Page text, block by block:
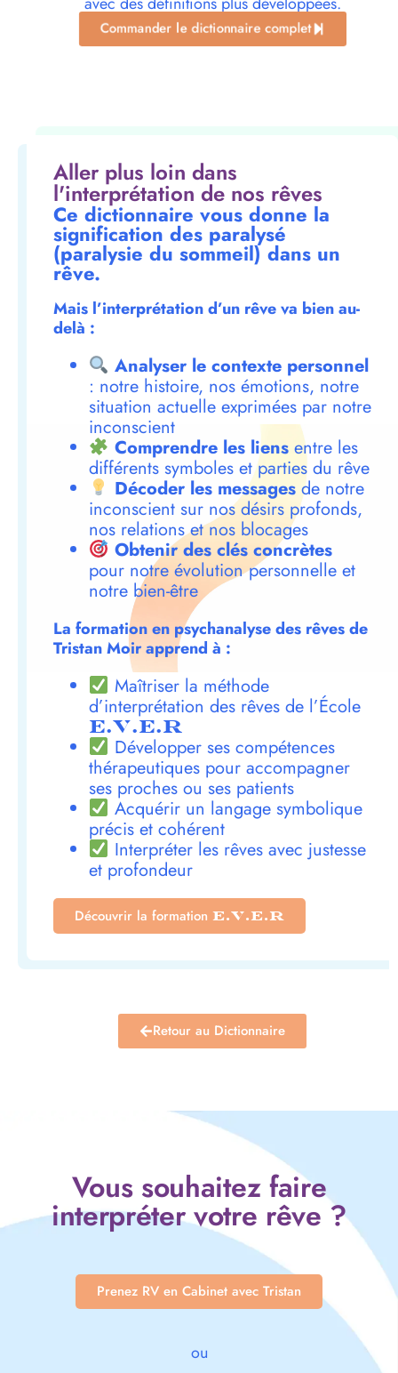
Commander le dictionnaire complet
Aller plus loin dans
l'interprétation de nos rêves
Ce dictionnaire vous donne la
signification des paralysé
(paralysie du sommeil) dans un
rêve.
Mais l’interprétation d’un rêve va bien au-
delà :
Analyser le contexte personnel
: notre histoire, nos émotions, notre
situation actuelle exprimées par notre
inconscient
Comprendre les liensentre les
différents symboles et parties du rêve
Décoder les messagesde notre
inconscient sur nos désirs profonds,
nos relations et nos blocages
Obtenir des clés concrètes
pour notre évolution personnelle et
notre bien-être
La formation en psychanalyse des rêves de
Tristan Moir apprend à :
Maîtriser la méthode
d’interprétation des rêves de l’École
E.V.E.R
Développer ses compétences
thérapeutiques pour accompagner
ses proches ou ses patients
Acquérir un langage symbolique
précis et cohérent
Interpréter les rêves avec justesse
et profondeur
Découvrir la formation E.V.E.R
Retour au Dictionnaire
Vous souhaitez faire
interpréter votre rêve ?
Prenez RV en Cabinet avec Tristan
ou